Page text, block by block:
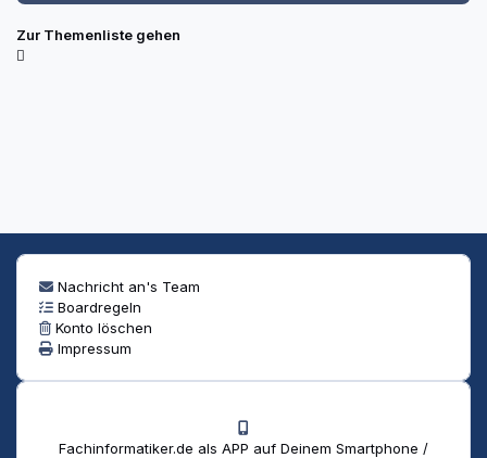
Zur Themenliste gehen
Nachricht an's Team
Boardregeln
Konto löschen
Impressum
Fachinformatiker.de als APP auf Deinem Smartphone /